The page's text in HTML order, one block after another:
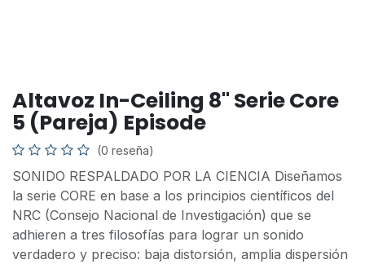
Altavoz In-Ceiling 8" Serie Core
5 (Pareja) Episode
(0 reseña)
SONIDO RESPALDADO POR LA CIENCIA Diseñamos
la serie CORE en base a los principios científicos del
NRC (Consejo Nacional de Investigación) que se
adhieren a tres filosofías para lograr un sonido
verdadero y preciso: baja distorsión, amplia dispersión